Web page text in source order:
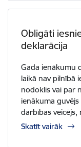
Obligāti
deklarācija
Gada ienākumu
laikā nav pilnībā
nodoklis vai par
ienākuma
darbības veicējs,
Skatīt vairāk